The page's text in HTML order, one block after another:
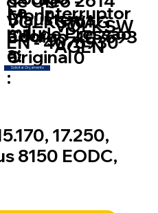
17.250,
8150 EODC,
VOLKSWAG
EN - 4076930
61
407693
0
Código
Original
:
Mont
ador
a:
VOLKSW
AGEN
Interruptor
de Pressão
Fa
míli
a:
Blauster:
Solicitar Orçamento